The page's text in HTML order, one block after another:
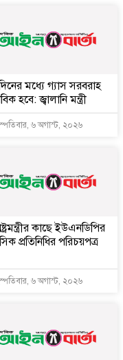
মধ্যে গ্যাস সরবরাহ
হবে: জ্বালানি মন্ত্রী
৬ অগাস্ট, ২০২৬
কা‌ছে ইউএনডিপির
প্রতিনিধির পরিচয়পত্র
৬ অগাস্ট, ২০২৬